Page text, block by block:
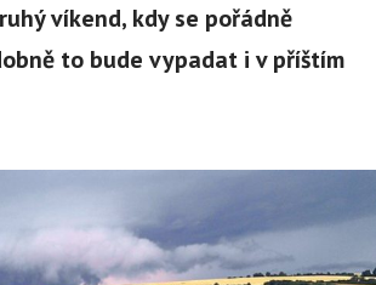
víkend, kdy se pořádně
to bude vypadat i v příštím